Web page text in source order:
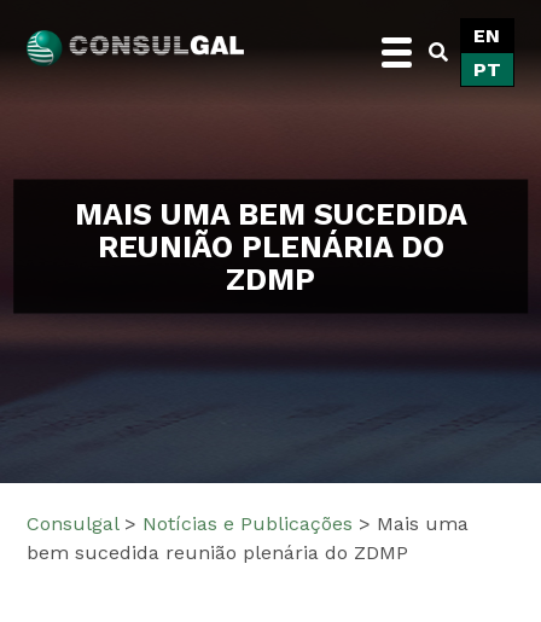
content
EN
PT
MAIS UMA BEM SUCEDIDA
REUNIÃO PLENÁRIA DO
ZDMP
Consulgal > Notícias e Publicações > Mais uma
bem sucedida reunião plenária do ZDMP